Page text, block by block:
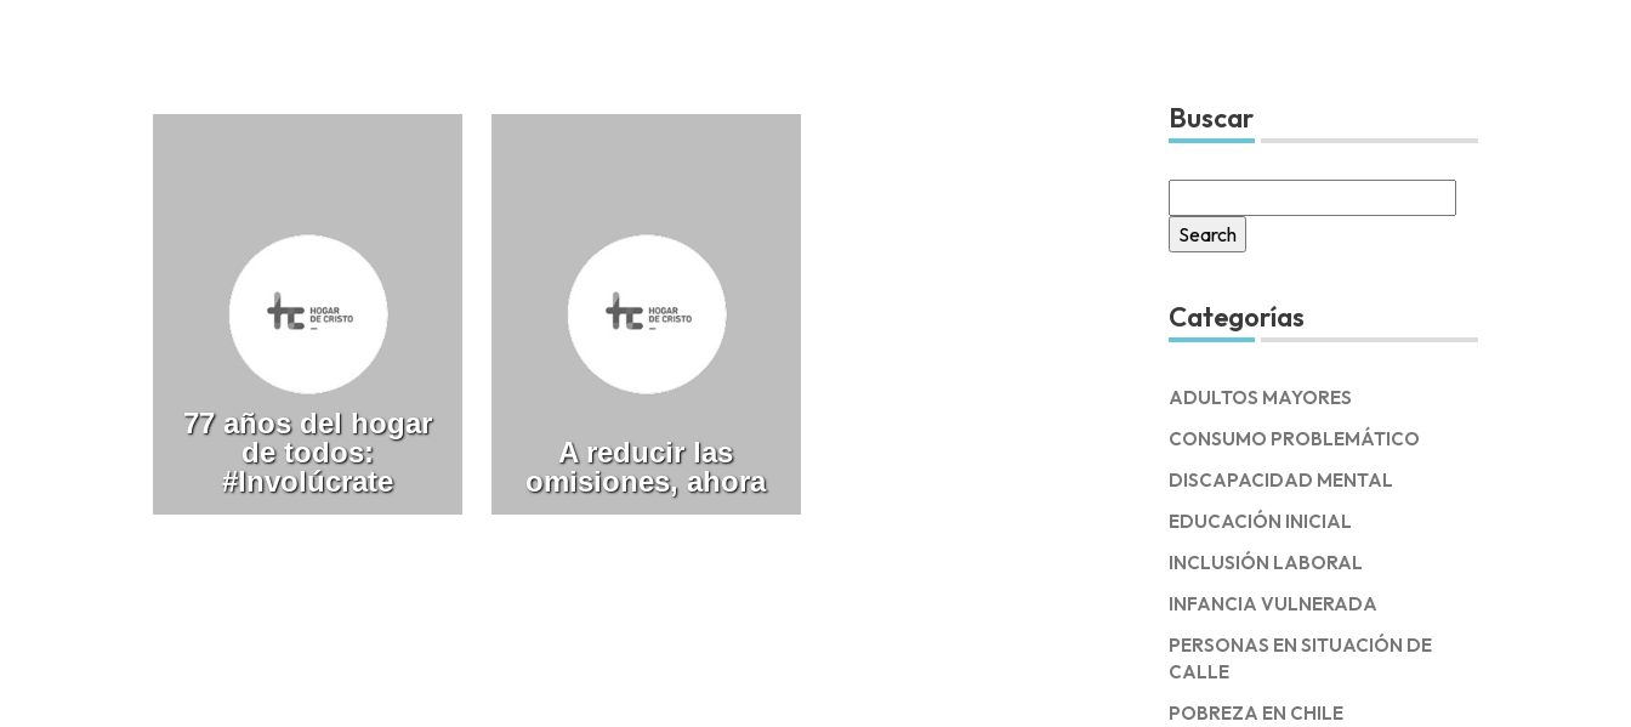
77 años del hogar
de todos:
#Involúcrate
A reducir las
omisiones, ahora
Buscar
for:
Categorías
ADULTOS MAYORES
CONSUMO PROBLEMÁTICO
DISCAPACIDAD MENTAL
EDUCACIÓN INICIAL
INCLUSIÓN LABORAL
INFANCIA VULNERADA
PERSONAS EN SITUACIÓN DE
CALLE
POBREZA EN CHILE